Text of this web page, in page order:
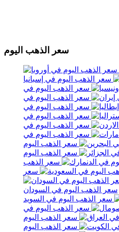
سعر الذهب اليوم
سعر الذهب اليوم في إسبانيا
سعر الذهب اليوم في
سعر الذهب اليوم في
سعر الذهب اليوم في
سعر الذهب اليوم في
سعر الذهب اليوم في
سعر الذهب اليوم في
سعر الذهب اليوم
سعر الذهب اليوم
سعر الذهب
سعر
سعر الذهب اليوم في السودان
سعر الذهب اليوم في السويد
سعر الذهب اليوم في
سعر الذهب اليوم
سعر الذهب اليوم